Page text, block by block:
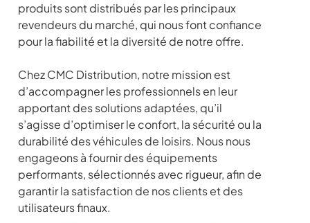
produits sont distribués par les principaux
revendeurs du marché, qui nous font confiance
pour la fiabilité et la diversité de notre offre.
Chez CMC Distribution, notre mission est
d’accompagner les professionnels en leur
apportant des solutions adaptées, qu’il
s’agisse d’optimiser le confort, la sécurité ou la
durabilité des véhicules de loisirs. Nous nous
engageons à fournir des équipements
performants, sélectionnés avec rigueur, afin de
garantir la satisfaction de nos clients et des
utilisateurs finaux.